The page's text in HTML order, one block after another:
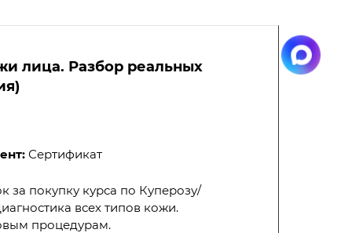
лица. Разбор реальных
Сертификат
за покупку курса по Куперозу/
всех типов кожи.
процедурам.